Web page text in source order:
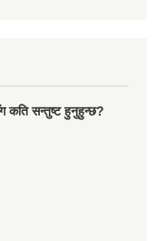
कति सन्तुष्ट हुनुहुन्छ?